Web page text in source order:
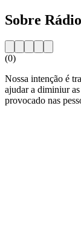
Sobre
(0)
Nossa intenção é
ajudar a diminiur as
provocado nas